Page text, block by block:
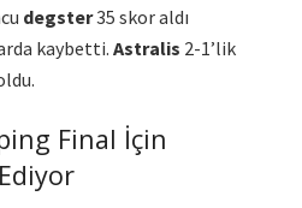
degster35 skor aldı
kaybetti. Astralis 2-1’lik
Final İçin